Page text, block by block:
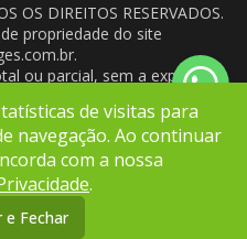
OS DIREITOS RESERVADOS.
propriedade do site
ou parcial, sem a expressa
0001-91de visitas para
navegação. Ao continuar
com a nossa
.
e Fechar